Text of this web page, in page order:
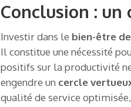
Conclusion :
Investir dans le bien-être
Il constitue une nécessité
positifs sur la productivité
engendre un cercle
qualité de service